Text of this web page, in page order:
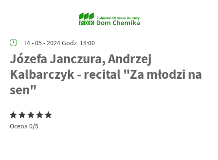
14 - 05 - 2024 Godz. 18:00
Józefa Janczura, Andrzej
Kalbarczyk - recital "Za młodzi na
sen"
Ocena 0/5